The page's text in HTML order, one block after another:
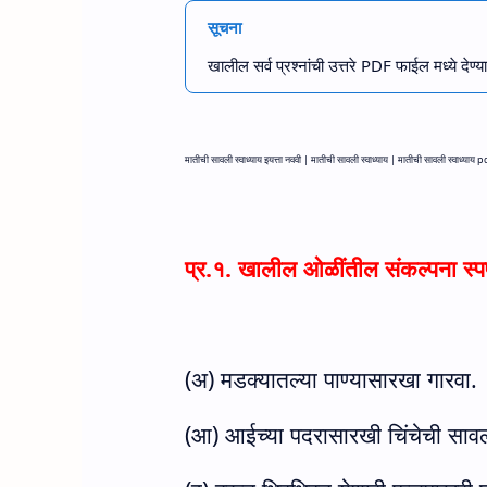
सूचना
खालील सर्व प्रश्नांची उत्तरे PDF फाईल मध्ये
मातीची सावली स्वाध्याय इयत्ता नववी | मातीची सावली स्वाध्याय | मातीची सावली स्वाध्याय
प्र.१. खालील ओळींतील संकल्पना
(अ) मडक्यातल्या पाण्यासारखा गारवा.
(आ) आईच्या पदरासारखी चिंचेची